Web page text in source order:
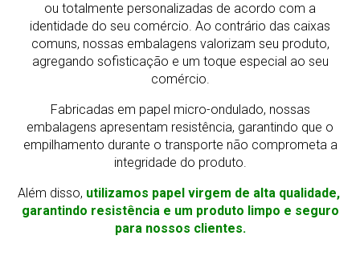
ou totalmente personalizadas de acordo com a
identidade do seu comércio. Ao contrário das caixas
comuns, nossas embalagens valorizam seu produto,
agregando sofisticação e um toque especial ao seu
comércio.
Fabricadas em papel micro-ondulado, nossas
embalagens apresentam resistência, garantindo que o
empilhamento durante o transporte não comprometa a
integridade do produto.
Além disso, utilizamos papel virgem de alta qualidade,
garantindo resistência e um produto limpo e seguro
para nossos clientes.